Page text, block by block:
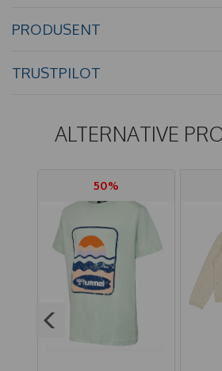
PRODUSENT
TRUSTPILOT
ALTERNATIVE
50%